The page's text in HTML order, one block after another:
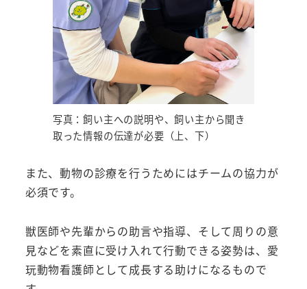
写真：飼い主への説明や、飼い主から聞き
取った情報の伝達が必要（上、下）
また、動物の診療を行うためにはチームの協力が
必須です。
獣医師や先輩からの助言や指導、そして周りの意
見などを素直に受け入れて行動できる姿勢は、愛
玩動物看護師として成長する助けになるもので